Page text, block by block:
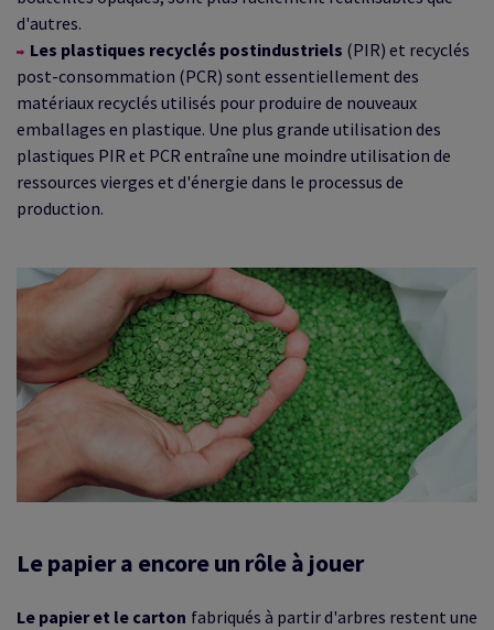
d'autres.
Les plastiques recyclés postindustriels (PIR) et recyclés
post-consommation (PCR) sont essentiellement des
matériaux recyclés utilisés pour produire de nouveaux
emballages en plastique. Une plus grande utilisation des
plastiques PIR et PCR entraîne une moindre utilisation de
ressources vierges et d'énergie dans le processus de
production.
Le papier a encore un rôle à jouer
Le papier et le carton fabriqués à partir d'arbres restent une